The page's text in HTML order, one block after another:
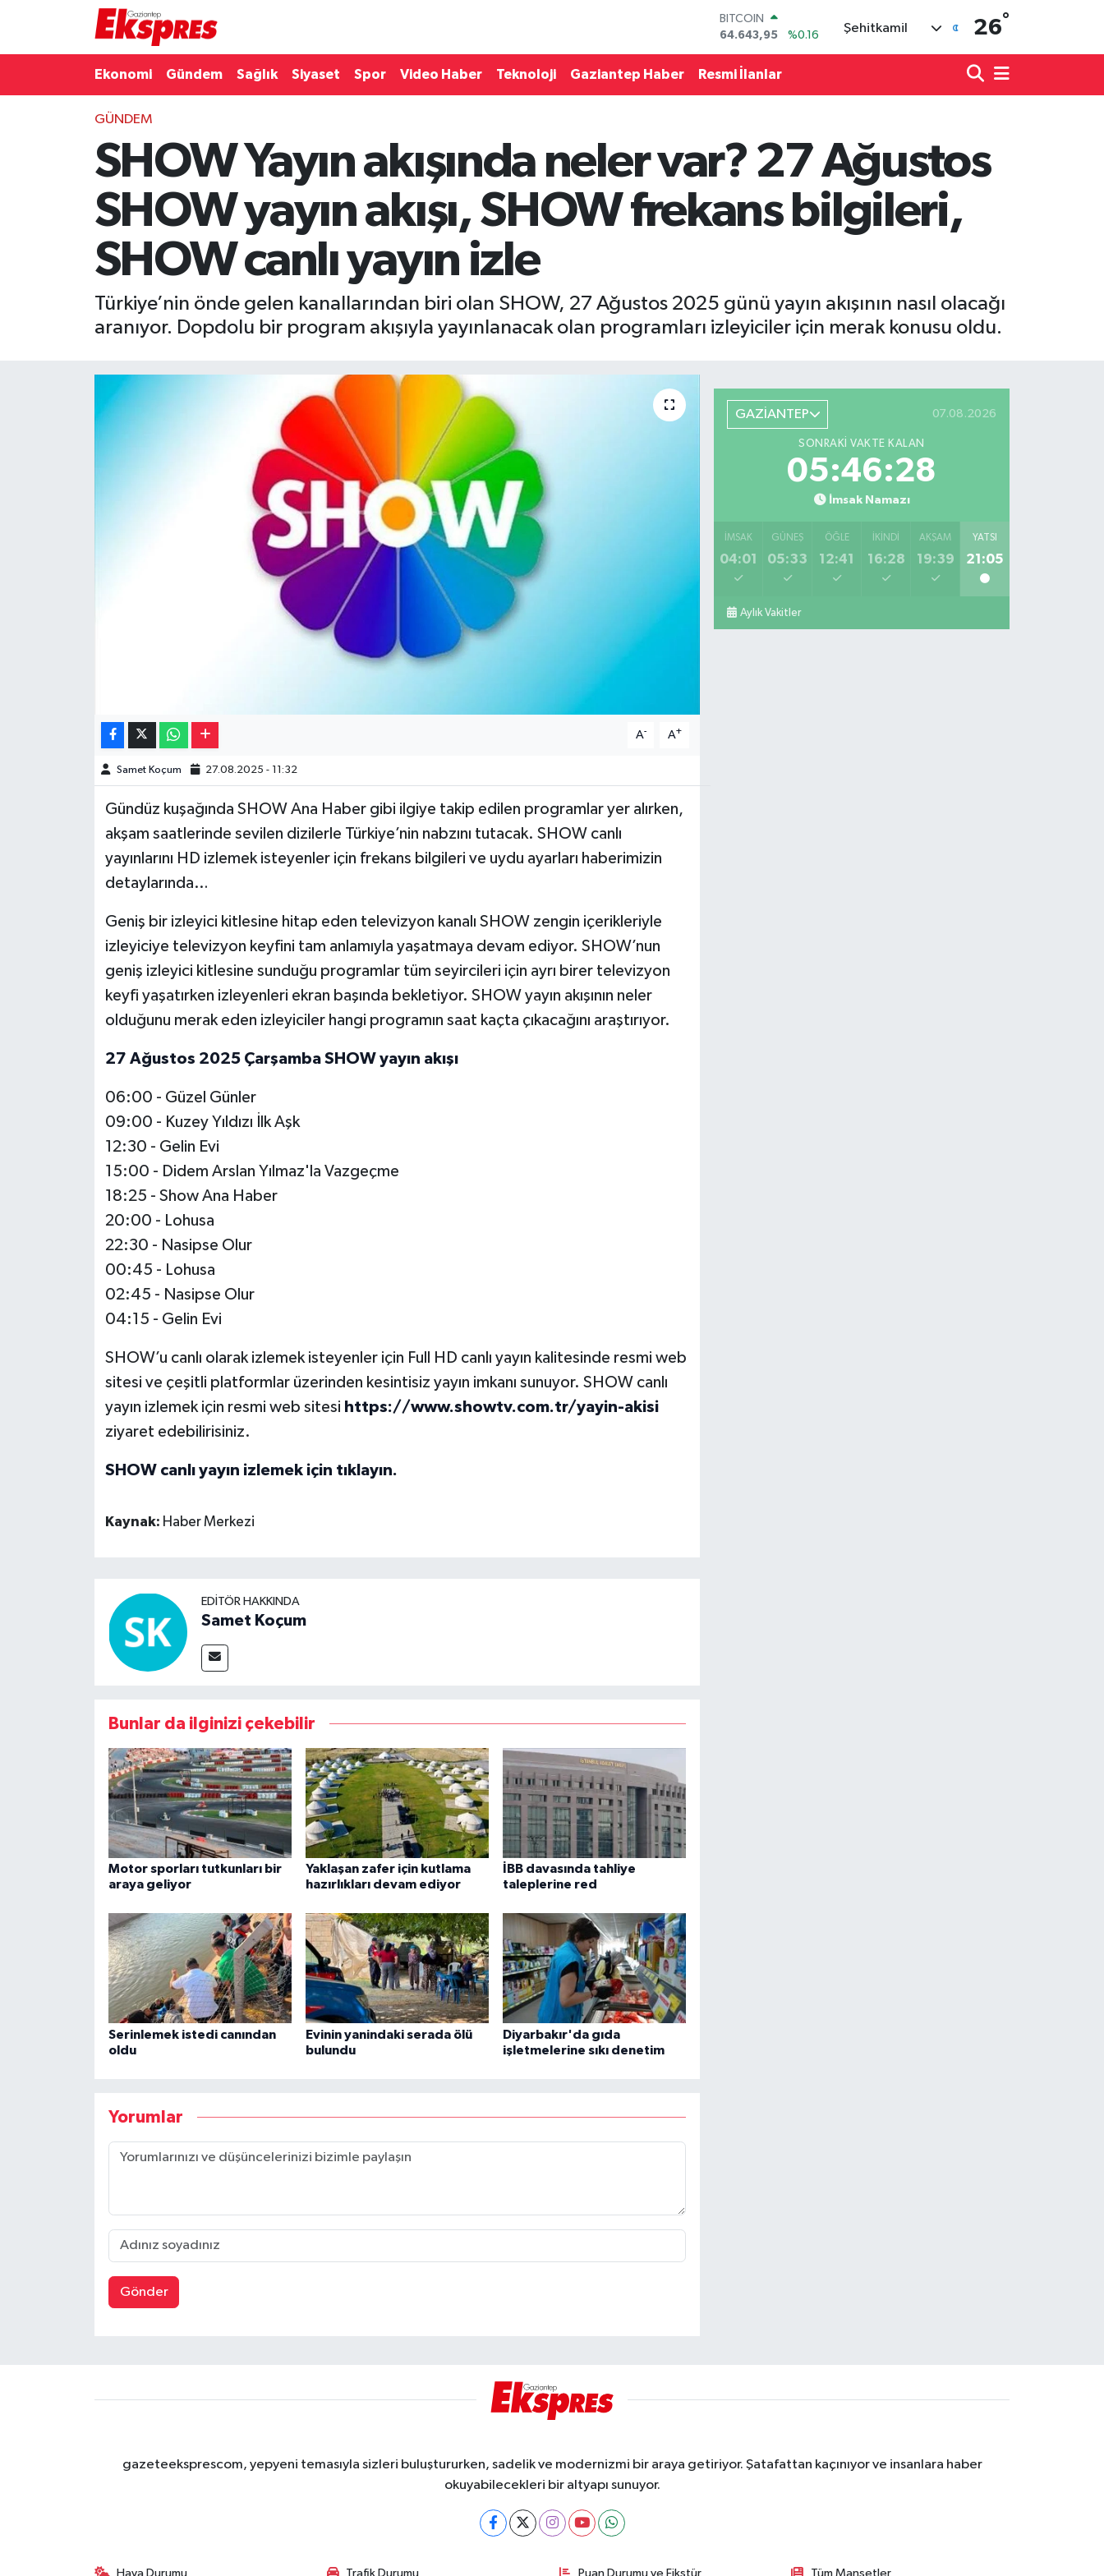
BITCOIN
64.643,95
%0.16
47,6704
EURO
55,0406
%-0.08
GRAM ALTIN
6500.87
%0.12
BİST100
Şehitkamil 26°
Ekonomi Gündem Sağlık Siyaset Spor Video Haber Teknoloji Gaziantep Haber Resmi İlanlar
GÜNDEM
SHOW Yayın akışında neler var? 27 Ağustos
SHOW yayın akışı, SHOW frekans bilgileri,
SHOW canlı yayın izle
Türkiye’nin önde gelen kanallarından biri olan SHOW, 27 Ağustos 2025 günü yayın akışının nasıl olacağı
aranıyor. Dopdolu bir program akışıyla yayınlanacak olan programları izleyiciler için merak konusu oldu.
A- A+
Samet Koçum 27.08.2025 - 11:32
Gündüz kuşağında SHOW Ana Haber gibi ilgiye takip edilen programlar yer alırken,
akşam saatlerinde sevilen dizilerle Türkiye’nin nabzını tutacak. SHOW canlı
yayınlarını HD izlemek isteyenler için frekans bilgileri ve uydu ayarları haberimizin
detaylarında…
Geniş bir izleyici kitlesine hitap eden televizyon kanalı SHOW zengin içerikleriyle
izleyiciye televizyon keyfini tam anlamıyla yaşatmaya devam ediyor. SHOW’nun
geniş izleyici kitlesine sunduğu programlar tüm seyircileri için ayrı birer televizyon
keyfi yaşatırken izleyenleri ekran başında bekletiyor. SHOW yayın akışının neler
olduğunu merak eden izleyiciler hangi programın saat kaçta çıkacağını araştırıyor.
27 Ağustos 2025 Çarşamba SHOW yayın akışı
06:00 - Güzel Günler
09:00 - Kuzey Yıldızı İlk Aşk
12:30 - Gelin Evi
15:00 - Didem Arslan Yılmaz'la Vazgeçme
18:25 - Show Ana Haber
20:00 - Lohusa
22:30 - Nasipse Olur
00:45 - Lohusa
02:45 - Nasipse Olur
04:15 - Gelin Evi
SHOW’u canlı olarak izlemek isteyenler için Full HD canlı yayın kalitesinde resmi web
sitesi ve çeşitli platformlar üzerinden kesintisiz yayın imkanı sunuyor. SHOW canlı
yayın izlemek için resmi web sitesi https://www.showtv.com.tr/yayin-akisi
ziyaret edebilirisiniz.
SHOW canlı yayın izlemek için tıklayın.
Kaynak: Haber Merkezi
EDITÖR HAKKINDA
Samet Koçum
Bunlar da ilginizi çekebilir
Motor sporları tutkunları bir
araya geliyor
Yaklaşan zafer için kutlama
hazırlıkları devam ediyor
İBB davasında tahliye
taleplerine red
Serinlemek istedi canından
oldu
Evinin yanindaki serada ölü
bulundu
Diyarbakır'da gıda
işletmelerine sıkı denetim
Yorumlar
Gönder
GAZİANTEP 07.08.2026
SONRAKI VAKTE KALAN
05:46:27
İmsak Namazı
İMSAK
04:01
GÜNEŞ
05:33
ÖĞLE
12:41
İKINDI
16:28
AKŞAM
19:39
YATSI
21:05
Aylık Vakitler
gazeteeksprescom, yepyeni temasıyla sizleri buluştururken, sadelik ve modernizmi bir araya getiriyor. Şatafattan kaçınıyor ve insanlara haber
okuyabilecekleri bir altyapı sunuyor.
Hava Durumu Trafik Durumu Puan Durumu ve Fikstür Tüm Manşetler
Gaziantep son dakika
Gündem
Haberler
Kültür Sanat
Video Haber
Yeme-İçme
Puan Durumu ve Fikstür
Son Dakika Haberleri
Haber Arşivi